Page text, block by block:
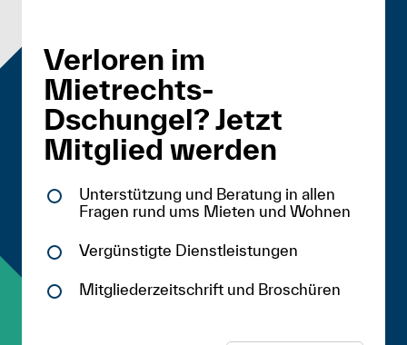
Verloren im
Mietrechts-
Dschungel? Jetzt
Mitglied werden
Unterstützung und Beratung in allen
Fragen rund ums Mieten und Wohnen
Vergünstigte Dienstleistungen
Mitgliederzeitschrift und Broschüren